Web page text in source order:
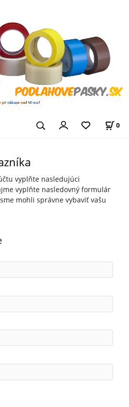
0
vyplňte nasledujúci
vyplňte nasledovný formulár
mohli správne vybaviť vašu